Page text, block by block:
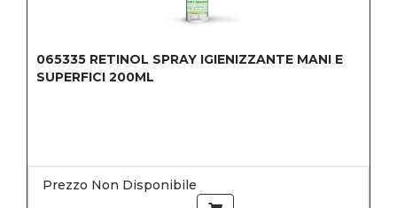
065335 RETINOL SPRAY IGIENIZZANTE MANI E
SUPERFICI 200ML
Prezzo Non Disponibile